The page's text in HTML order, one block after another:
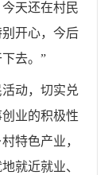
天还在村民
开心，今后
去。”
动，切实兑
业的积极性
特色产业，
就近就业、